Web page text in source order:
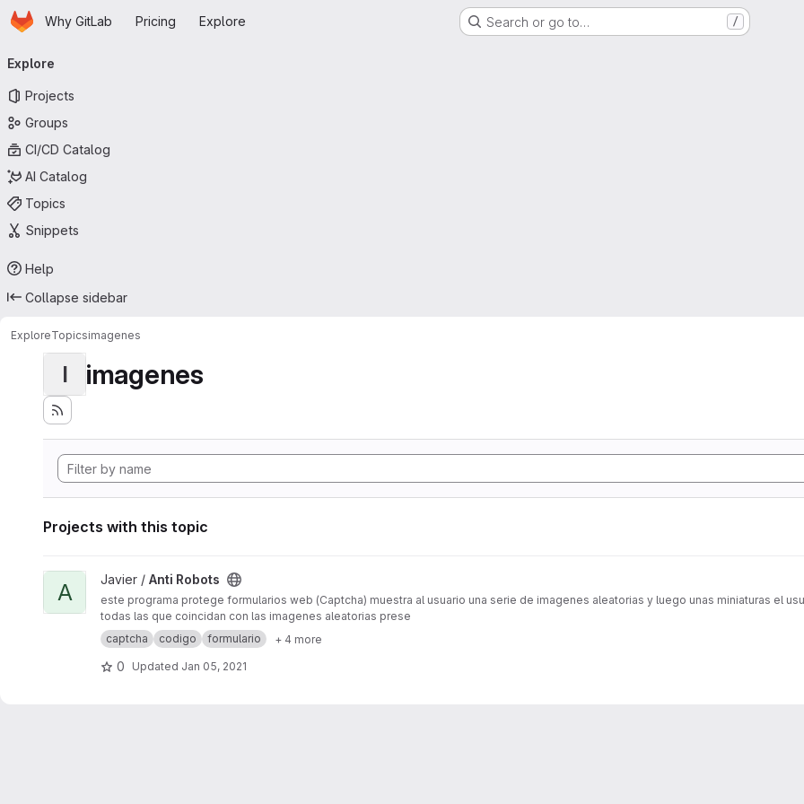
Skip to main content
HomepageWhy GitLab Pricing Explore Search or go to… /
navigation
Explore
Projects
Groups
CI/CD Catalog
AI Catalog
Topics
Snippets
Help
Collapse sidebar
ExploreTopicsimagenes
I imagenes
Projects with this topic
View Anti Robots project
A Javier / Anti Robots
este programa protege formularios web (Captcha) muestra al usuario una serie de imagenes aleatorias y luego unas miniaturas el
todas las que coincidan con las imagenes aleatorias prese
captcha
codigo formulario + 4 more
0 Updated Jan 05, 2021